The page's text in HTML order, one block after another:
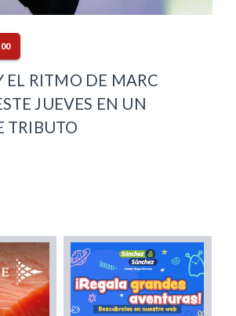
EL RITMO DE MARC
JUEVES EN UN
TRIBUTO